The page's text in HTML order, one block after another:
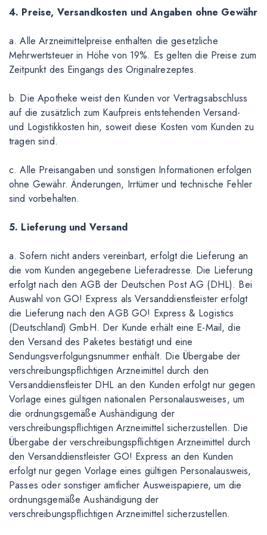
4. Preise, Versandkosten und Angaben ohne Gewähr
a. Alle Arzneimittelpreise enthalten die gesetzliche
Mehrwertsteuer in Höhe von 19%. Es gelten die Preise zum
Zeitpunkt des Eingangs des Originalrezeptes.
b. Die Apotheke weist den Kunden vor Vertragsabschluss
auf die zusätzlich zum Kaufpreis entstehenden Versand-
und Logistikkosten hin, soweit diese Kosten vom Kunden zu
tragen sind.
c. Alle Preisangaben und sonstigen Informationen erfolgen
ohne Gewähr. Änderungen, Irrtümer und technische Fehler
sind vorbehalten.
5. Lieferung und Versand
a. Sofern nicht anders vereinbart, erfolgt die Lieferung an
die vom Kunden angegebene Lieferadresse. Die Lieferung
erfolgt nach den AGB der Deutschen Post AG (DHL). Bei
Auswahl von GO! Express als Versanddienstleister erfolgt
die Lieferung nach den AGB GO! Express & Logistics
(Deutschland) GmbH. Der Kunde erhält eine E-Mail, die
den Versand des Paketes bestätigt und eine
Sendungsverfolgungsnummer enthält. Die Übergabe der
verschreibungspflichtigen Arzneimittel durch den
Versanddienstleister DHL an den Kunden erfolgt nur gegen
Vorlage eines gültigen nationalen Personalausweises, um
die ordnungsgemäße Aushändigung der
verschreibungspflichtigen Arzneimittel sicherzustellen. Die
Übergabe der verschreibungspflichtigen Arzneimittel durch
den Versanddienstleister GO! Express an den Kunden
erfolgt nur gegen Vorlage eines gültigen Personalausweis,
Passes oder sonstiger amtlicher Ausweispapiere, um die
ordnungsgemäße Aushändigung der
verschreibungspflichtigen Arzneimittel sicherzustellen.